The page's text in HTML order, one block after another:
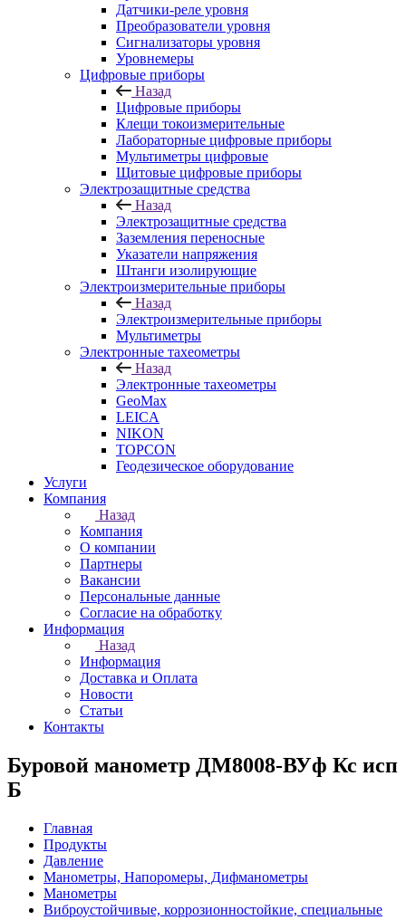
Датчики-реле уровня
Преобразователи уровня
Сигнализаторы уровня
Уровнемеры
Цифровые приборы
Назад
Цифровые приборы
Клещи токоизмерительные
Лабораторные цифровые приборы
Мультиметры цифровые
Щитовые цифровые приборы
Электрозащитные средства
Назад
Электрозащитные средства
Заземления переносные
Указатели напряжения
Штанги изолирующие
Электроизмерительные приборы
Назад
Электроизмерительные приборы
Мультиметры
Электронные тахеометры
Назад
Электронные тахеометры
GeoMax
LEICA
NIKON
TOPCON
Геодезическое оборудование
Услуги
Компания
Назад
Компания
О компании
Партнеры
Вакансии
Персональные данные
Согласие на обработку
Информация
Назад
Информация
Доставка и Оплата
Новости
Статьи
Контакты
Буровой манометр ДМ8008-ВУф Кс исп
Б
Главная
Продукты
Давление
Манометры, Напоромеры, Дифманометры
Манометры
Виброустойчивые, коррозионностойкие, специальные